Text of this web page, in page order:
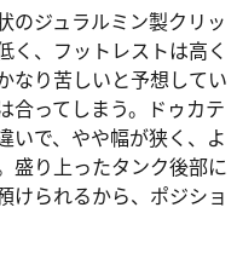
のジュラルミン製クリッ
く、フットレストは高く
なり苦しいと予想してい
合ってしまう。ドゥカテ
いで、やや幅が狭く、よ
盛り上ったタンク後部に
けられるから、ポジショ